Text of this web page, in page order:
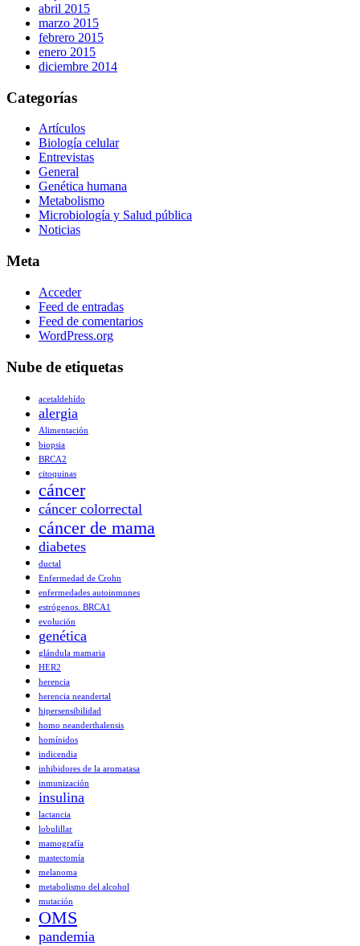
abril 2015
marzo 2015
febrero 2015
enero 2015
diciembre 2014
Categorías
Artículos
Biología celular
Entrevistas
General
Genética humana
Metabolismo
Microbiología y Salud pública
Noticias
Meta
Acceder
Feed de entradas
Feed de comentarios
WordPress.org
Nube de etiquetas
acetaldehído
alergia
Alimentación
biopsia
BRCA2
citoquinas
cáncer
cáncer colorrectal
cáncer de mama
diabetes
ductal
Enfermedad de Crohn
enfermedades autoinmunes
estrógenos. BRCA1
evolución
genética
glándula mamaria
HER2
herencia
herencia neandertal
hipersensibilidad
homo neanderthalensis
homínidos
indicendia
inhibidores de la aromatasa
inmunización
insulina
lactancia
lobulillar
mamografía
mastectomía
melanoma
metabolismo del alcohol
mutación
OMS
pandemia